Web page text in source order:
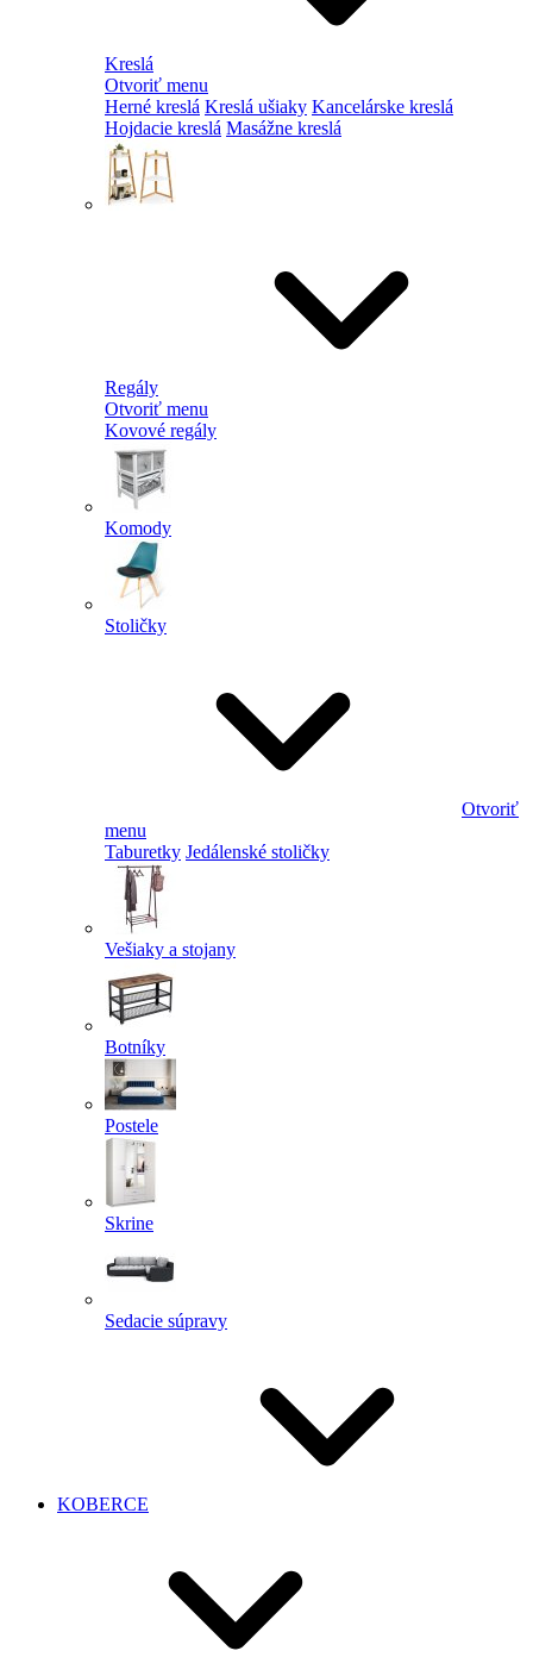
Kreslá
Otvoriť menu
Herné kreslá Kreslá ušiaky Kancelárske kreslá
Hojdacie kreslá Masážne kreslá
Regály
Otvoriť menu
Kovové regály
Komody
Stoličky
Otvoriť
menu
Taburetky Jedálenské stoličky
Vešiaky a stojany
Botníky
Postele
Skrine
Sedacie súpravy
KOBERCE